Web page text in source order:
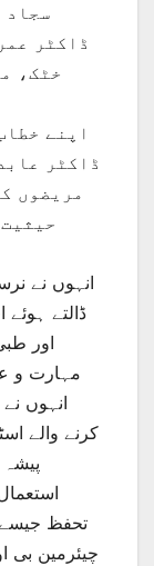
سجاد
ڈاکٹر
خٹک،
اپنے
ڈاکٹر
مریضوں
انہوں نے
ڈالتے
مہارت و
انہوں
کرنے والے
تحفظ جیسے
چیئرمین بی